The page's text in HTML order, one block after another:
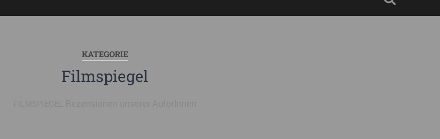
KATEGORIE
Filmspiegel